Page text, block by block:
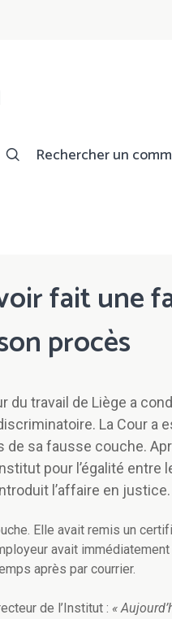
Rechercher un
fait une
procès
du travail de Liège a
La Cour a
sa fausse couche.
pour l’égalité
l’affaire en justice.
Elle avait remis un
avait
après par courrier.
de l’Institut : «